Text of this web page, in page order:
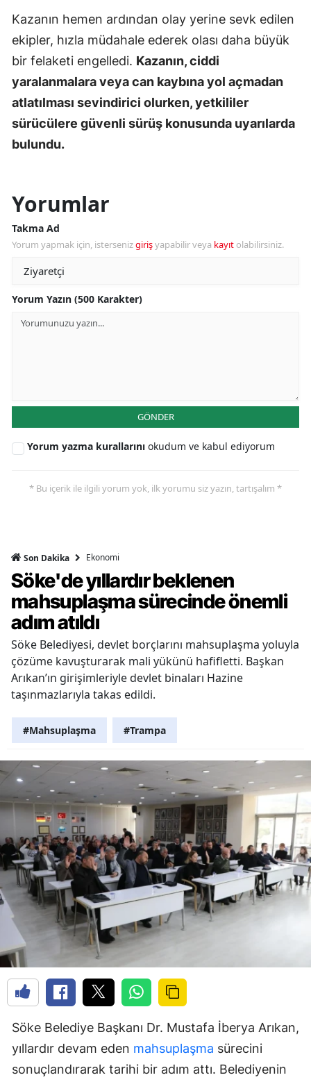
Kazanın hemen ardından olay yerine sevk edilen
ekipler, hızla müdahale ederek olası daha büyük
bir felaketi engelledi. Kazanın, ciddi
yaralanmalara veya can kaybına yol açmadan
atlatılması sevindirici olurken, yetkililer
sürücülere güvenli sürüş konusunda uyarılarda
bulundu.
Yorumlar
Takma Ad
Yorum yapmak için, istersenizgirişyapabilir veya kayıt olabilirsiniz.
Yorum Yazın (500 Karakter)
GÖNDER
Yorum yazma kurallarını okudum ve kabul ediyorum
* Bu içerik ile ilgili yorum yok, ilk yorumu siz yazın, tartışalım *
Son Dakika Ekonomi
Söke'de yıllardır beklenen
mahsuplaşma sürecinde önemli
adım atıldı
Söke Belediyesi, devlet borçlarını mahsuplaşma yoluyla
çözüme kavuşturarak mali yükünü hafifletti. Başkan
Arıkan’ın girişimleriyle devlet binaları Hazine
taşınmazlarıyla takas edildi.
#Mahsuplaşma #Trampa
Söke Belediye Başkanı Dr. Mustafa İberya Arıkan,
yıllardır devam eden mahsuplaşma sürecini
sonuçlandırarak tarihi bir adım attı. Belediyenin